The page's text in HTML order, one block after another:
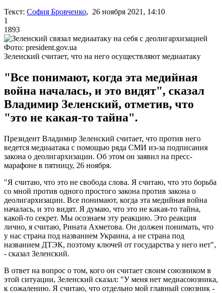
Текст: София Бровченко, 26 ноября 2021, 14:10
1
1893
Фото: president.gov.ua
Зеленский считает, что на него осуществляют медиаатаку
"Все понимают, когда эта медийная
война началась, и это видят", сказал
Владимир Зеленский, отметив, что
"это не какая-то тайна".
Президент Владимир Зеленский считает, что против него
ведется медиаатака с помощью ряда СМИ из-за подписания
закона о деолигархизации. Об этом он заявил на пресс-
марафоне в пятницу, 26 ноября.
"Я считаю, что это не свобода слова. Я считаю, что это борьба
со мной против одного простого закона против закона о
деолигархизации. Все понимают, когда эта медийная война
началась, и это видят. Я думаю, что это не какая-то тайна,
какой-то секрет. Мы осознаем эту реакцию. Это реакция
лично, я считаю, Рината Ахметова. Он должен понимать, что
у нас страна под названием Украина, а не страна под
названием ДТЭК, поэтому ключей от государства у него нет",
- сказал Зеленский.
В ответ на вопрос о том, кого он считает своим союзником в
этой ситуации, Зеленский сказал: "У меня нет медиасоюзника,
к сожалению. Я считаю, что отдельно мой главный союзник -